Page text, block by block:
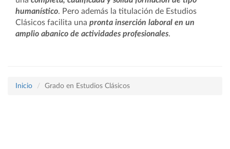
humanístico. Pero además la titulación de Estudios
Clásicos facilita una pronta inserción laboral en un
amplio abanico de actividades profesionales.
Inicio Grado en Estudios Clásicos